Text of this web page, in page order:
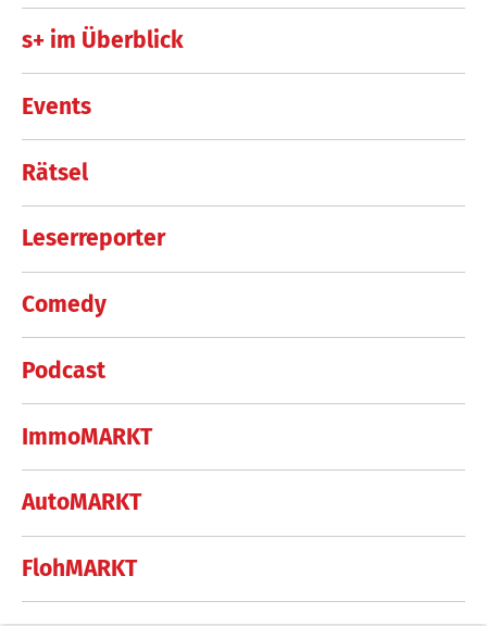
s+ im Überblick
Events
Rätsel
Leserreporter
Comedy
Podcast
ImmoMARKT
AutoMARKT
FlohMARKT